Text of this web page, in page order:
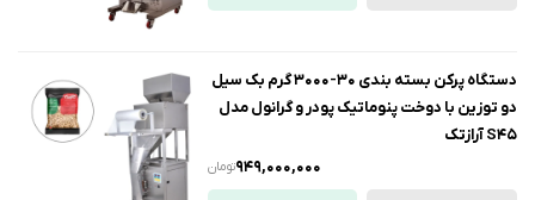
دستگاه پرکن بسته بندی 30-3000 گرم بک سیل
دو توزین با دوخت پنوماتیک پودر و گرانول مدل
S45 آرازتک
تومان949,000,000